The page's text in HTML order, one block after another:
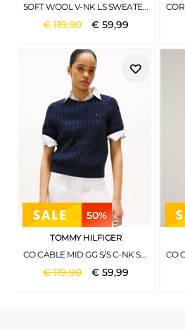
SOFT WOOL V-NK LS SWEATER HEATHER OATMILK
€119,90 €59,99
50%
TOMMY HILFIGER
CO CABLE MID GG S/S C-NK SWT DARK NIGHT NAVY
€119,90 €59,99